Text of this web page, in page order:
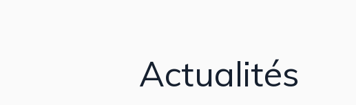
Actualités